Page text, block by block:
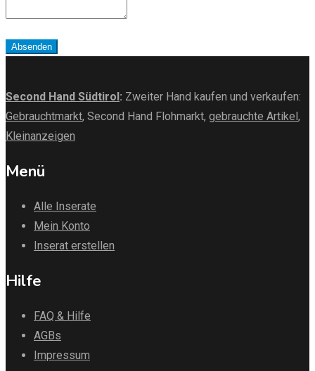
Absenden
Second Hand Südtirol : Zweiter Hand kaufen und verkaufen:
Gebrauchtmarkt, Second Hand Flohmarkt, gebrauchte Artikel ,
Kleinanzeigen
Menü
Alle Inserate
Mein Konto
Inserat erstellen
Hilfe
FAQ & Hilfe
AGBs
Impressum